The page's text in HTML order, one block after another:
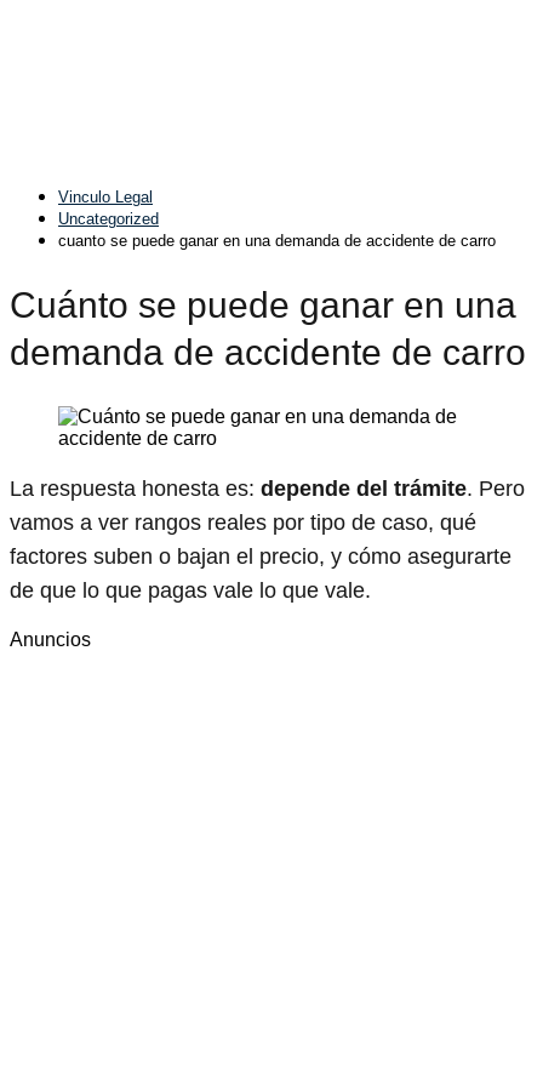
Vinculo Legal
Uncategorized
cuanto se puede ganar en una demanda de accidente de carro
Cuánto se puede ganar en una
demanda de accidente de carro
La respuesta honesta es: depende del trámite. Pero
vamos a ver rangos reales por tipo de caso, qué
factores suben o bajan el precio, y cómo asegurarte
de que lo que pagas vale lo que vale.
Anuncios